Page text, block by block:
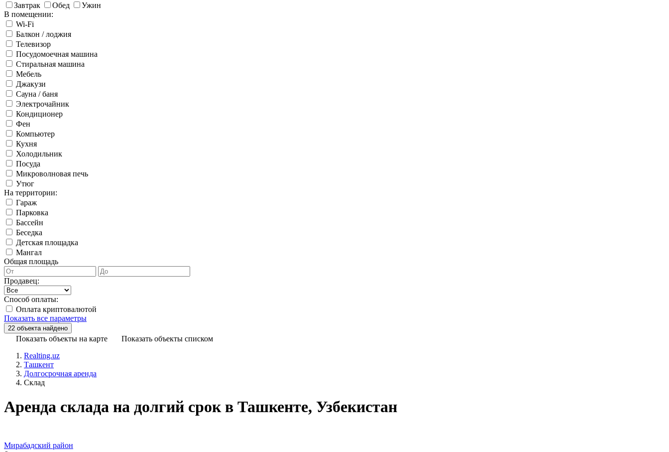
Завтрак
Обед
Ужин
В помещении:
Wi-Fi
Балкон / лоджия
Телевизор
Посудомоечная машина
Стиральная машина
Мебель
Джакузи
Сауна / баня
Электрочайник
Кондиционер
Фен
Компьютер
Кухня
Холодильник
Посуда
Микроволновая печь
Утюг
На территории:
Гараж
Парковка
Бассейн
Беседка
Детская площадка
Мангал
Общая площадь
Продавец:
Способ оплаты:
Оплата криптовалютой
Показать все параметры
Показать объекты на карте
Показать объекты списком
Realting.uz
Ташкент
Долгосрочная аренда
Склад
Аренда склада на долгий срок в Ташкенте, Узбекистан
Мирабадский район